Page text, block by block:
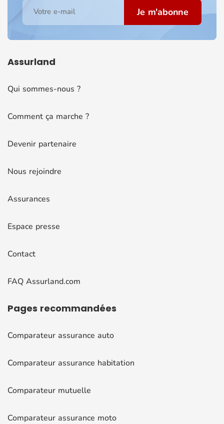
Votre e-mail Je m'abonne
Assurland
Qui sommes-nous ?
Comment ça marche ?
Devenir partenaire
Nous rejoindre
Assurances
Espace presse
Contact
FAQ Assurland.com
Pages recommandées
Comparateur assurance auto
Comparateur assurance habitation
Comparateur mutuelle
Comparateur assurance moto